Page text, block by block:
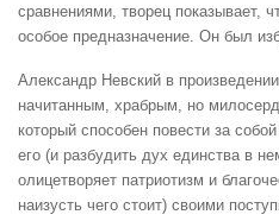
сравнениями, творец показывает,
особое предназначение. Он был
Александр Невский в
начитанным, храбрым, но
который способен повести за
его (и разбудить дух единства в
олицетворяет патриотизм и
наизусть чего стоит) своими